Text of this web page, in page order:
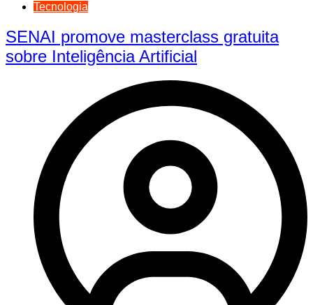
Tecnologia
SENAI promove masterclass gratuita
sobre Inteligência Artificial